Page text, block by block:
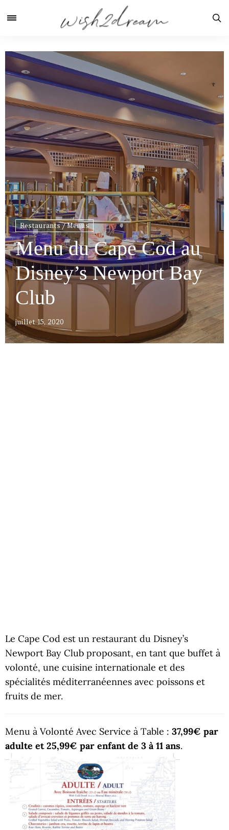
Restaurants / Menus
Menu du Cape Cod au
Disney’s Newport Bay
Club
juillet 15, 2020
Le Cape Cod est un restaurant du Disney’s
Newport Bay Club proposant, en tant que buffet à
volonté, une cuisine internationale et des
spécialités méditerranéennes avec poissons et
fruits de mer.
Menu à Volonté Avec Service à Table : 37,99€ par
adulte et 25,99€ par enfant de 3 à 11 ans.